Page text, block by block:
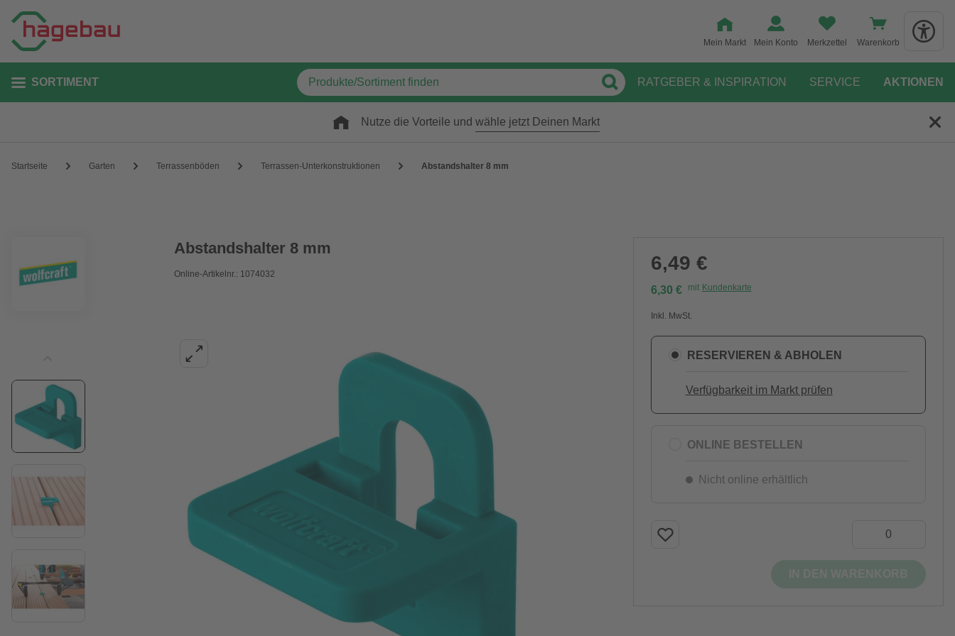
Mein Markt Mein Konto Merkzettel Warenkorb
SORTIMENT RATGEBER & INSPIRATION SERVICE AKTIONEN
Nutze die Vorteile und wähle jetzt Deinen Markt
Startseite Garten Terrassenböden Terrassen-Unterkonstruktionen Abstandshalter 8 mm
Abstandshalter 8 mm
Online-Artikelnr.: 1074032 6,49 €
6,30 € mit Kundenkarte
Inkl. MwSt.
RESERVIEREN & ABHOLEN
Verfügbarkeit im Markt prüfen
ONLINE BESTELLEN
Nicht online erhältlich